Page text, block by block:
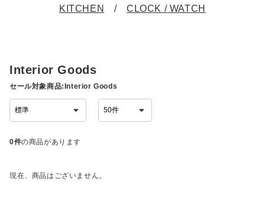
KITCHEN
/CLOCK / WATCH
Interior Goods
セール対象商品:Interior Goods
0件の商品があります
現在、商品はございません。